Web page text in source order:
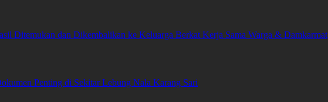
Ditemukan dan Dikembalikan ke Keluarga Berkat Kerja Sama Warga & Damkarmat
Penting di Sekitar Lebung Nala Karang Sari